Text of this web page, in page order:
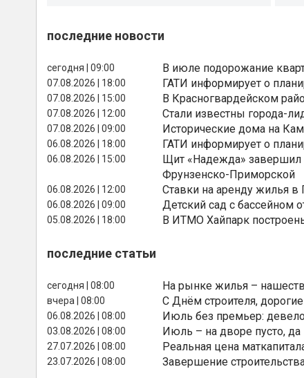
последние новости
сегодня | 09:00 В июле подорожание
07.08.2026 | 18:00 ГАТИ информирует о
07.08.2026 | 15:00 В Красногвардейском
07.08.2026 | 12:00 Стали известны города-
07.08.2026 | 09:00 Исторические дома на
06.08.2026 | 18:00 ГАТИ информирует о
06.08.2026 | 15:00
Щит «Надежда» завершил
Фрунзенско-Приморской
06.08.2026 | 12:00 Ставки на аренду жилья
06.08.2026 | 09:00 Детский сад с бассейном
05.08.2026 | 18:00 В ИТМО Хайпарк
последние статьи
сегодня | 08:00 На рынке жилья –
вчера | 08:00 С Днём строителя,
06.08.2026 | 08:00 Июль без премьер:
03.08.2026 | 08:00 Июль – на дворе пусто, да
27.07.2026 | 08:00 Реальная цена
23.07.2026 | 08:00 Завершение